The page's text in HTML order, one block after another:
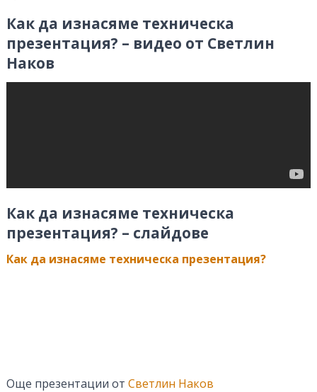
Как да изнасяме техническа
презентация? – видео от Светлин
Наков
Как да изнасяме техническа
презентация? – слайдове
Как да изнасяме техническа презентация?
Още презентации от Светлин Наков